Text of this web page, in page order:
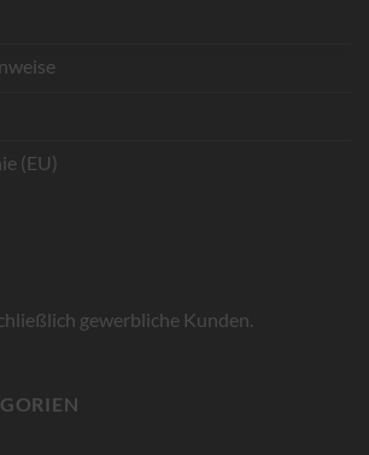
(EU)
gewerbliche Kunden.